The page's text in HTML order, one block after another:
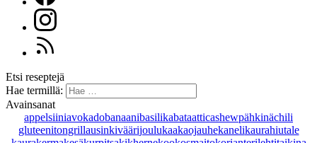
Etsi reseptejä
Hae termillä:
Avainsanat
appelsiiniavokadobanaanibasilikabataatticashewpähkinächili
gluteenitongrillausinkiväärijoulukaakaojauhekanelikaurahiutale